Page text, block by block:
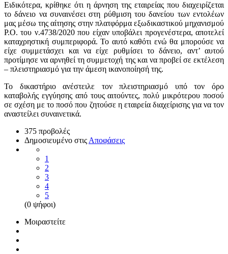
Ειδικότερα, κρίθηκε ότι η άρνηση της εταιρείας που διαχειρίζεται
το δάνειο να συναινέσει στη ρύθμιση του δανείου των εντολέων
μας μέσω της αίτησης στην πλατφόρμα εξωδικαστικού μηχανισμού
Ρ.Ο. του ν.4738/2020 που είχαν υποβάλει προγενέστερα, αποτελεί
καταχρηστική συμπεριφορά. Το αυτό καθότι ενώ θα μπορούσε να
είχε συμμετάσχει και να είχε ρυθμίσει το δάνειο, αντ’ αυτού
προτίμησε να αρνηθεί τη συμμετοχή της και να προβεί σε εκτέλεση
– πλειστηριασμό για την άμεση ικανοποίησή της.
Το δικαστήριο ανέστειλε τον πλειστηριασμό υπό τον όρο
καταβολής εγγύησης από τους αιτούντες, πολύ μικρότερου ποσού
σε σχέση με το ποσό που ζητούσε η εταιρεία διαχείρισης για να τον
αναστείλει συναινετικά.
375 προβολές
Δημοσιευμένο στις Αποφάσεις
1
2
3
4
5
(0 ψήφοι)
Μοιραστείτε